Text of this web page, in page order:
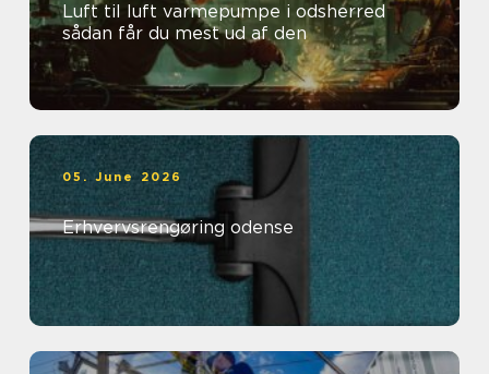
Luft til luft varmepumpe i odsherred
sådan får du mest ud af den
05. June 2026
Erhvervsrengøring odense